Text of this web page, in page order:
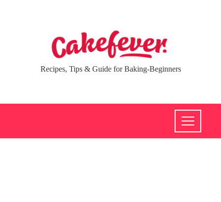
Recipes, Tips & Guide for Baking-Beginners